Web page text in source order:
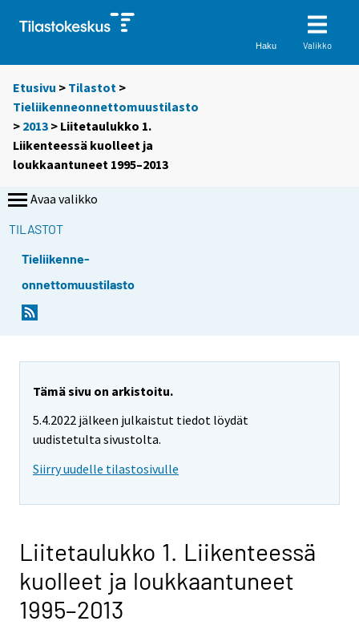
Haku Valikko
Etusivu > Tilastot >
Tieliikenneonnettomuustilasto
> 2013 > Liitetaulukko 1.
Liikenteessä kuolleet ja
loukkaantuneet 1995–2013
Avaa valikko
TILASTOT
Tieliikenne-
onnettomuustilasto
Tämä sivu on arkistoitu.
5.4.2022 jälkeen julkaistut tiedot löydät
uudistetulta sivustolta.
Siirry uudelle tilastosivulle
Liitetaulukko 1. Liikenteessä
kuolleet ja loukkaantuneet
1995–2013